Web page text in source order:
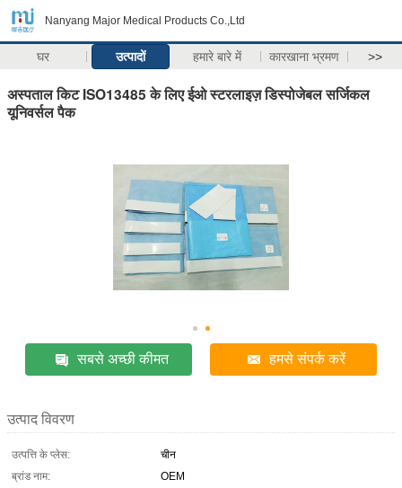
Nanyang Major Medical Products Co.,Ltd
घर उत्पादों हमारे बारे में कारखाना भ्रमण >>
अस्पताल किट ISO13485 के लिए ईओ स्टरलाइज़ डिस्पोजेबल सर्जिकल
यूनिवर्सल पैक
सबसे अच्छी कीमत हमसे संपर्क करें
उत्पाद विवरण
उत्पत्ति के प्लेस:
चीन
ब्रांड नाम:
OEM